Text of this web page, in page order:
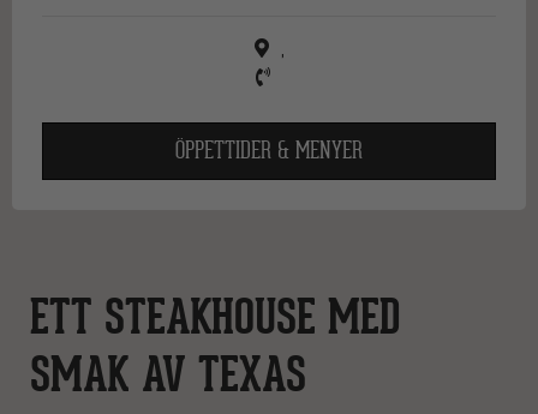
ÖPPETTIDER & MENYER
ETT STEAKHOUSE MED
SMAK AV TEXAS